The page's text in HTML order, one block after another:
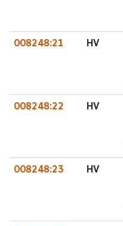
008248:21 HV
008248:22 HV
008248:23 HV